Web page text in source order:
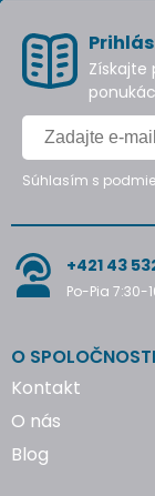
Získajte
Súhlasím s
+421 43
Po-Pia 7:30-
O SPOLOČNOSTI
Kontakt
O nás
Blog